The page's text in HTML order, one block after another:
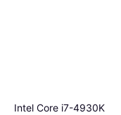
Intel Core i7-4930K